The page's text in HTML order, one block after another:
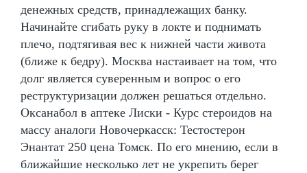
денежных средств, принадлежащих банку.
Начинайте сгибать руку в локте и поднимать
плечо, подтягивая вес к нижней части живота
(ближе к бедру). Москва настаивает на том, что
долг является суверенным и вопрос о его
реструктуризации должен решаться отдельно.
Оксанабол в аптеке Лиски - Курс стероидов на
массу аналоги Новочеркасск: Тестостерон
Энантат 250 цена Томск. По его мнению, если в
ближайшие несколько лет не укрепить берег